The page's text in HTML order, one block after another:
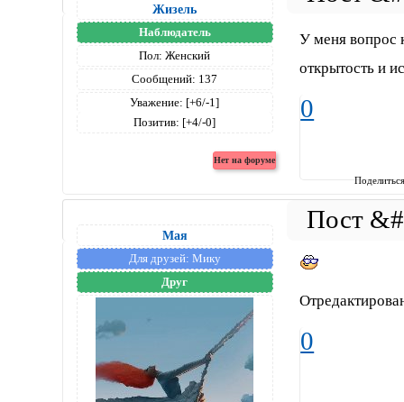
Жизель
Наблюдатель
Пол: Женский
Сообщений: 137
Уважение: [+6/-1]
Позитив: [+4/-0]
У меня вопрос
открытость и
0
Мая
Для друзей: Мику
Друг
0